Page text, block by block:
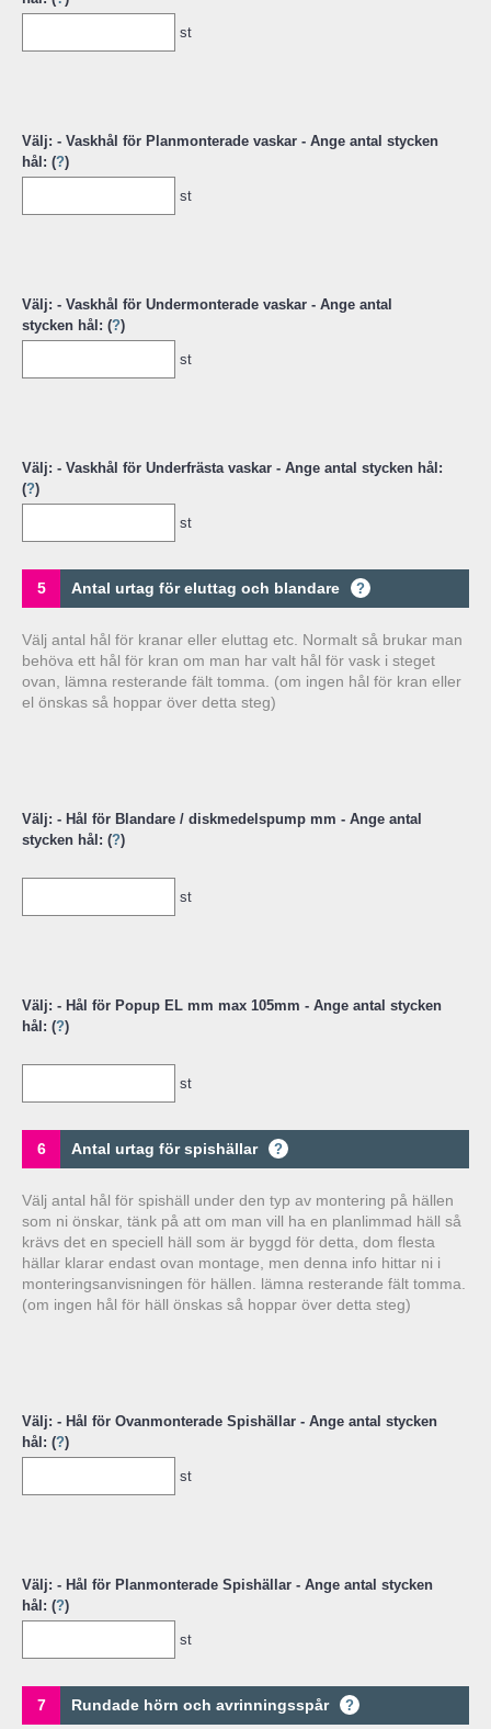
st
Välj: - Vaskhål för Planmonterade vaskar - Ange antal stycken
hål: (?)
st
Välj: - Vaskhål för Undermonterade vaskar - Ange antal
stycken hål: (?)
st
Välj: - Vaskhål för Underfrästa vaskar - Ange antal stycken hål:
(?)
st
5 Antal urtag för eluttag och blandare ?
Välj antal hål för kranar eller eluttag etc. Normalt så brukar man
behöva ett hål för kran om man har valt hål för vask i steget
ovan, lämna resterande fält tomma. (om ingen hål för kran eller
el önskas så hoppar över detta steg)
Välj: - Hål för Blandare / diskmedelspump mm - Ange antal
stycken hål: (?)
st
Välj: - Hål för Popup EL mm max 105mm - Ange antal stycken
hål: (?)
st
6 Antal urtag för spishällar ?
Välj antal hål för spishäll under den typ av montering på hällen
som ni önskar, tänk på att om man vill ha en planlimmad häll så
krävs det en speciell häll som är byggd för detta, dom flesta
hällar klarar endast ovan montage, men denna info hittar ni i
monteringsanvisningen för hällen. lämna resterande fält tomma.
(om ingen hål för häll önskas så hoppar över detta steg)
Välj: - Hål för Ovanmonterade Spishällar - Ange antal stycken
hål: (?)
st
Välj: - Hål för Planmonterade Spishällar - Ange antal stycken
hål: (?)
st
7 Rundade hörn och avrinningsspår ?